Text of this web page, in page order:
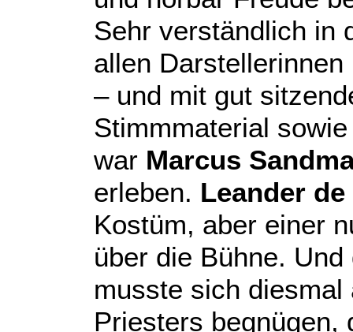
Sehr verständlich in
allen
– und mit gut
Stimmmaterial
war Marcus
erleben. Leander
Kostüm, aber einer
über die Bühne.
musste sich diesmal
Priesters begnügen,